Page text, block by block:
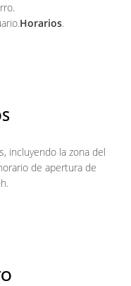
Horarios.
incluyendo la zona del
de apertura de